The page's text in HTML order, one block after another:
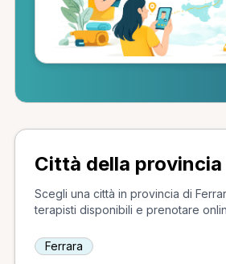
Città della provincia
Scegli una città in provincia di
terapisti disponibili e prenotare
Ferrara